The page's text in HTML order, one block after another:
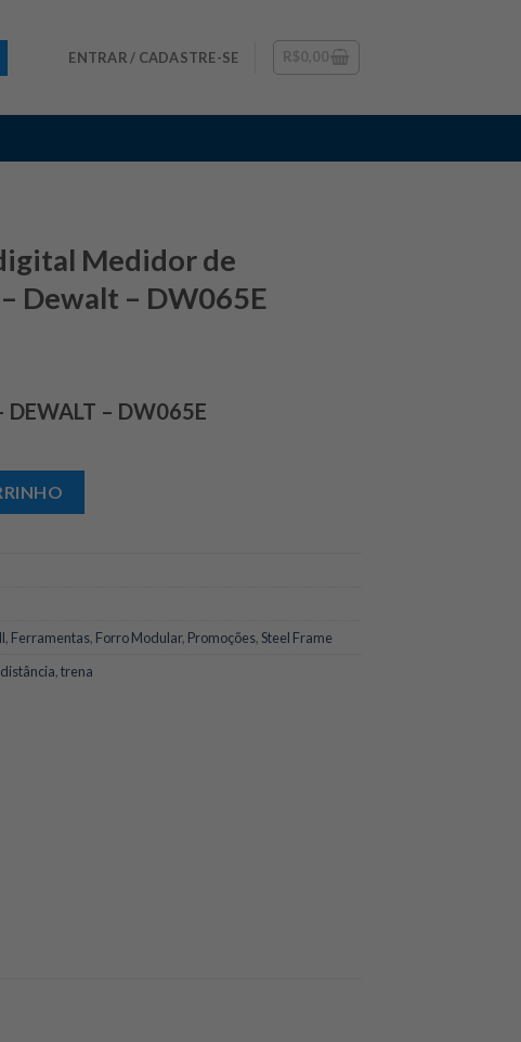
ENTRAR / CADASTRE-SE R$0,00
Medidor de
Dewalt – DW065E
DEWALT – DW065E
, Ferramentas, Forro Modular, Promoções,Steel Frame
,trena